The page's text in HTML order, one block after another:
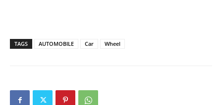
TAGS AUTOMOBILE Car Wheel